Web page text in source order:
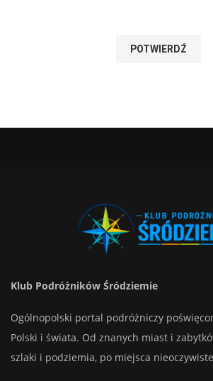
Klub Podróżników Śródziemie
Ogólnopolski portal podróżniczy
Polski i świata. Od znanych miast i
szlaki i podziemia, po miejsca